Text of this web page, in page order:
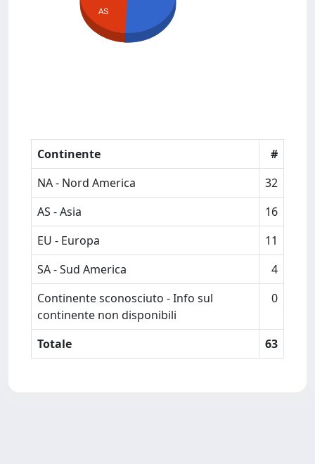
AS
Continente
#
NA - Nord America
32
AS - Asia
16
EU - Europa
11
SA - Sud America
4
Continente sconosciuto - Info sul
continente non disponibili
0
Totale 63